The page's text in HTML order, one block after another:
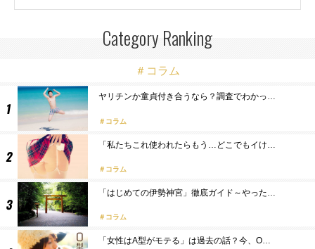
Category Ranking
＃コラム
ヤリチンか童貞付き合うなら？調査でわかっ…
コラム
「私たちこれ使われたらもう…どこでもイけ…
コラム
「はじめての伊勢神宮」徹底ガイド～やった…
コラム
「女性はA型がモテる」は過去の話？今、O…